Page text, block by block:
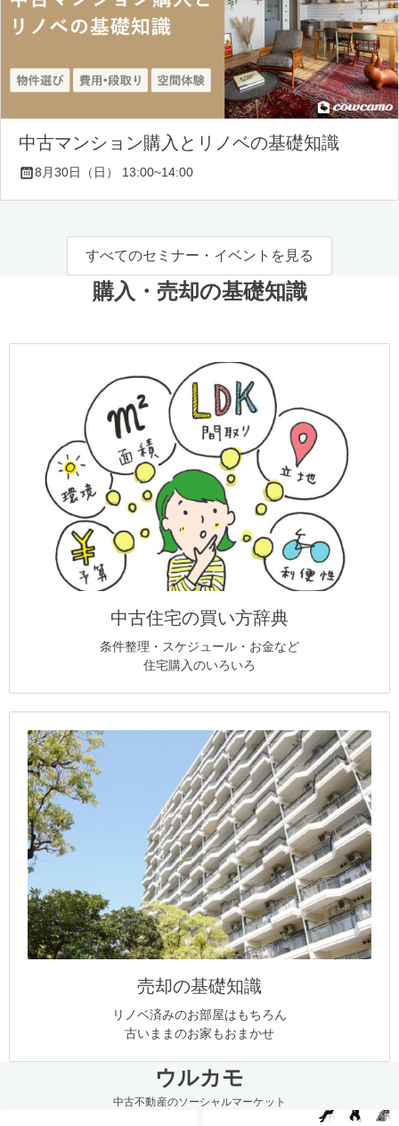
中古マンション購入とリノベの基礎知識
8月30日（日） 13:00~14:00
すべてのセミナー・イベントを見る
購入・売却の基礎知識
中古住宅の買い方辞典
条件整理・スケジュール・お金など
住宅購入のいろいろ
売却の基礎知識
リノベ済みのお部屋はもちろん
古いままのお家もおまかせ
ウルカモ
中古不動産のソーシャルマーケット